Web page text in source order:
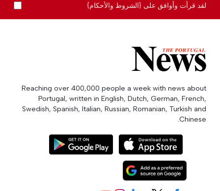
لقد قرأت وأوافق على {الشروط والأحكام}
Reaching over 400,000 people a week with news about
Portugal, written in English, Dutch, German, French,
Swedish, Spanish, Italian, Russian, Romanian, Turkish and
Chinese.